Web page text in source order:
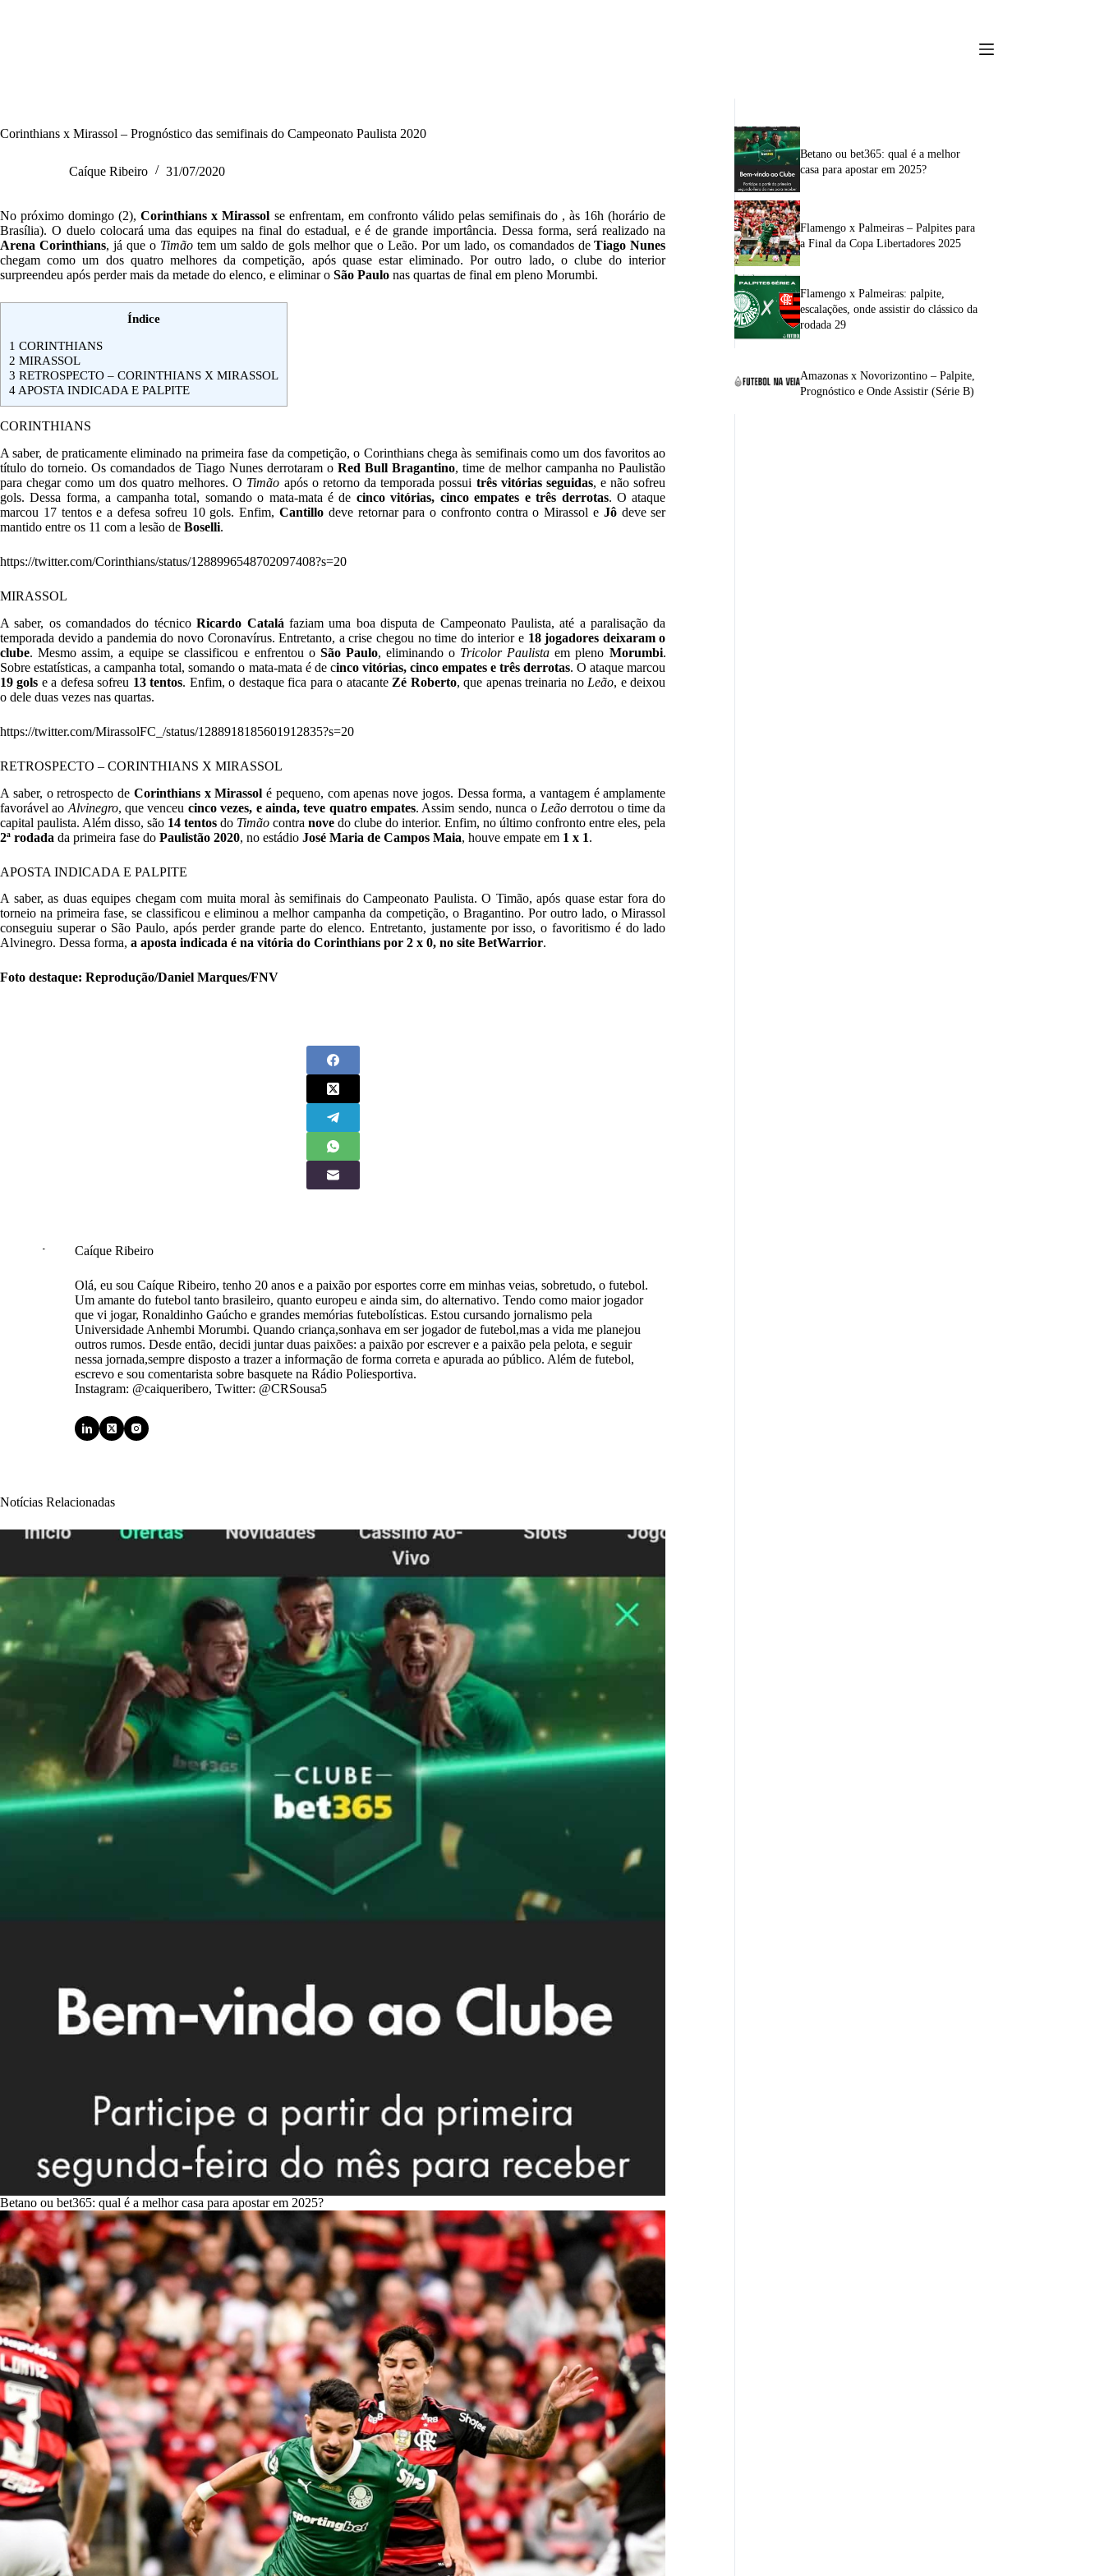
tCorinthians x Mirassol – Prognóstico das semifinais do Campeonato Paulista 2020
Caíque Ribeiro 31/07/2020
No próximo domingo (2),Corinthians x Mirassol se enfrentam, em confronto válido pelas semifinais do , às 16h (horário de
Brasília). O duelo colocará uma das equipes na final do estadual, e é de grande importância. Dessa forma, será realizado na
Arena Corinthians, já que o Timãotem um saldo de gols melhor que o Leão. Por um lado, os comandados deTiago Nunes
chegam como um dos quatro melhores da competição, após quase estar eliminado. Por outro lado, o clube do interior
surpreendeu após perder mais da metade do elenco, e eliminar o São Paulo nas quartas de final em pleno Morumbi.
Índice
1 CORINTHIANS
2 MIRASSOL
3 RETROSPECTO – CORINTHIANS X MIRASSOL
4 APOSTA INDICADA E PALPITE
CORINTHIANS
A saber, de praticamente eliminado na primeira fase da competição, o Corinthians chega às semifinais como um dos favoritos ao
título do torneio. Os comandados de Tiago Nunes derrotaram oRed Bull Bragantino, time de melhor campanha no Paulistão
para chegar como um dos quatro melhores. O Timão após o retorno da temporada possui três vitórias seguidas, e não sofreu
gols. Dessa forma, a campanha total, somando o mata-mata é de cinco vitórias, cinco empates e três derrotas. O ataque
marcou 17 tentos e a defesa sofreu 10 gols. Enfim, Cantillodeve retornar para o confronto contra o Mirassol e Jôdeve ser
mantido entre os 11 com a lesão de Boselli.
https://twitter.com/Corinthians/status/1288996548702097408?s=20
MIRASSOL
A saber, os comandados do técnicoRicardo Catalá faziam uma boa disputa de Campeonato Paulista, até a paralisação da
temporada devido a pandemia do novo Coronavírus. Entretanto, a crise chegou no time do interior e 18 jogadores deixaram o
clube. Mesmo assim, a equipe se classificou e enfrentou o São Paulo, eliminando o Tricolor Paulista em pleno Morumbi.
Sobre estatísticas, a campanha total, somando o mata-mata é de cinco vitórias, cinco empates e três derrotas. O ataque marcou
19 gols e a defesa sofreu 13 tentos. Enfim, o destaque fica para o atacante Zé Roberto, que apenas treinaria no Leão, e deixou
o dele duas vezes nas quartas.
https://twitter.com/MirassolFC_/status/1288918185601912835?s=20
RETROSPECTO – CORINTHIANS X MIRASSOL
A saber, o retrospecto de Corinthians x Mirassol é pequeno, com apenas nove jogos. Dessa forma, a vantagem é amplamente
favorável ao Alvinegro, que venceu cinco vezes, e ainda, teve quatro empates. Assim sendo, nunca oLeãoderrotou o time da
capital paulista. Além disso, são 14 tentos do Timão contranove do clube do interior. Enfim, no último confronto entre eles, pela
2ª rodada da primeira fase do Paulistão 2020, no estádio José Maria de Campos Maia, houve empate em 1 x 1.
APOSTA INDICADA E PALPITE
A saber, as duas equipes chegam com muita moral às semifinais do Campeonato Paulista. O Timão, após quase estar fora do
torneio na primeira fase, se classificou e eliminou a melhor campanha da competição, o Bragantino. Por outro lado, o Mirassol
conseguiu superar o São Paulo, após perder grande parte do elenco. Entretanto, justamente por isso, o favoritismo é do lado
Alvinegro. Dessa forma, a aposta indicada é na vitória do Corinthians por 2 x 0, no site BetWarrior.
Foto destaque: Reprodução/Daniel Marques/FNV
Caíque Ribeiro
Olá, eu sou Caíque Ribeiro, tenho 20 anos e a paixão por esportes corre em minhas veias, sobretudo, o futebol.
Um amante do futebol tanto brasileiro, quanto europeu e ainda sim, do alternativo. Tendo como maior jogador
que vi jogar, Ronaldinho Gaúcho e grandes memórias futebolísticas. Estou cursando jornalismo pela
Universidade Anhembi Morumbi. Quando criança,sonhava em ser jogador de futebol,mas a vida me planejou
outros rumos. Desde então, decidi juntar duas paixões: a paixão por escrever e a paixão pela pelota, e seguir
nessa jornada,sempre disposto a trazer a informação de forma correta e apurada ao público. Além de futebol,
escrevo e sou comentarista sobre basquete na Rádio Poliesportiva.
Instagram: @caiqueribero, Twitter: @CRSousa5
Notícias Relacionadas
Betano ou bet365: qual é a melhor casa para apostar em 2025?
Betano ou bet365: qual é a melhor
casa para apostar em 2025?
Flamengo x Palmeiras – Palpites para
a Final da Copa Libertadores 2025
Flamengo x Palmeiras: palpite,
escalações, onde assistir do clássico da
rodada 29
Amazonas x Novorizontino – Palpite,
Prognóstico e Onde Assistir (Série B)